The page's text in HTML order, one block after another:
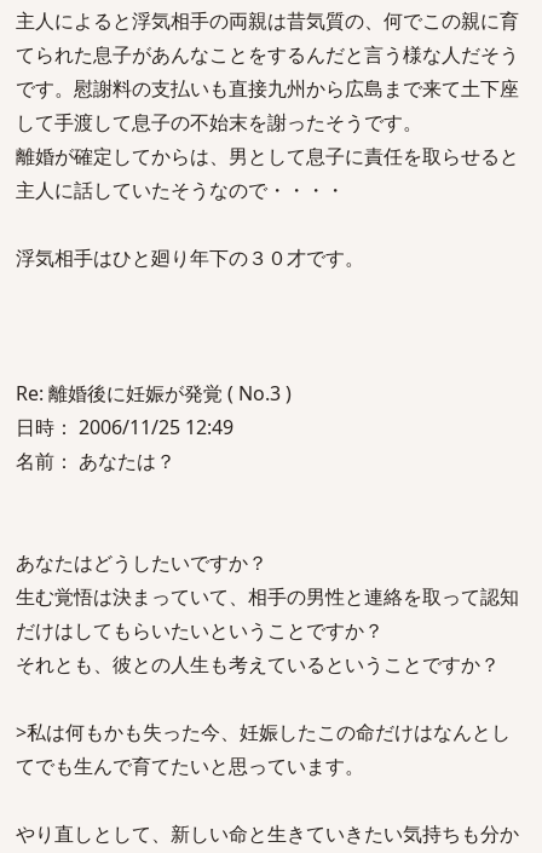
主人によると浮気相手の両親は昔気質の、何でこの親に育
てられた息子があんなことをするんだと言う様な人だそう
です。慰謝料の支払いも直接九州から広島まで来て土下座
して手渡して息子の不始末を謝ったそうです。
離婚が確定してからは、男として息子に責任を取らせると
主人に話していたそうなので・・・・
浮気相手はひと廻り年下の３０才です。
Re: 離婚後に妊娠が発覚 ( No.3 )
日時： 2006/11/25 12:49
名前： あなたは？
あなたはどうしたいですか？
生む覚悟は決まっていて、相手の男性と連絡を取って認知
だけはしてもらいたいということですか？
それとも、彼との人生も考えているということですか？
>私は何もかも失った今、妊娠したこの命だけはなんとし
てでも生んで育てたいと思っています。
やり直しとして、新しい命と生きていきたい気持ちも分か